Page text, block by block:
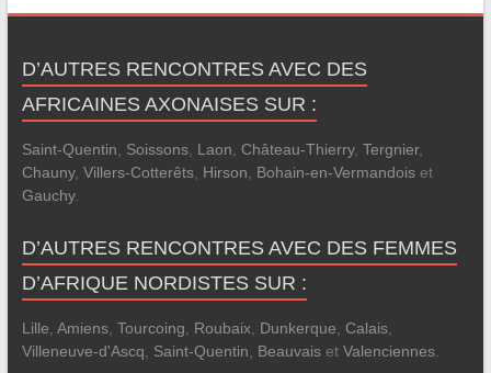
D’AUTRES RENCONTRES AVEC DES
AFRICAINES AXONAISES SUR :
Saint-Quentin, Soissons, Laon, Château-Thierry, Tergnier,
Chauny, Villers-Cotterêts, Hirson, Bohain-en-Vermandoiset
Gauchy.
D’AUTRES RENCONTRES AVEC DES FEMMES
D’AFRIQUE NORDISTES SUR :
Lille, Amiens, Tourcoing, Roubaix, Dunkerque, Calais,
Villeneuve-d'Ascq, Saint-Quentin, Beauvaiset Valenciennes.